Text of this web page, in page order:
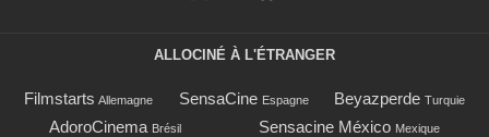
ALLOCINÉ À L'ÉTRANGER
Filmstarts Allemagne SensaCine Espagne Beyazperde Turquie
AdoroCinema Brésil Sensacine México Mexique